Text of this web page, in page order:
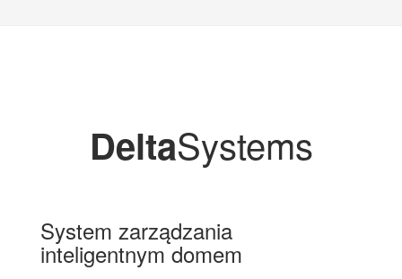
DeltaSystems
System zarządzania
inteligentnym domem